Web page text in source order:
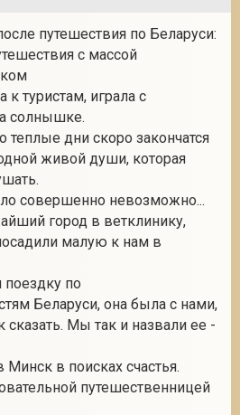
путешествия по Беларуси:
с массой
туристам, играла с
солнышке.
теплые дни скоро закончатся
живой души, которая
совершенно невозможно...
город в ветклинику,
малую к нам в
по
Беларуси, она была с нами,
сказать. Мы так и назвали ее -
Минск в поисках счастья.
путешественницей